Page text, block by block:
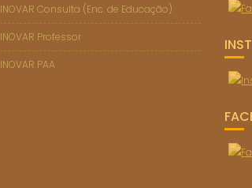
INOVAR Consulta (Enc. de Educação)
INOVAR Professor
INOVAR PAA